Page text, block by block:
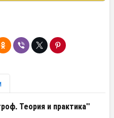
Теория и практика"